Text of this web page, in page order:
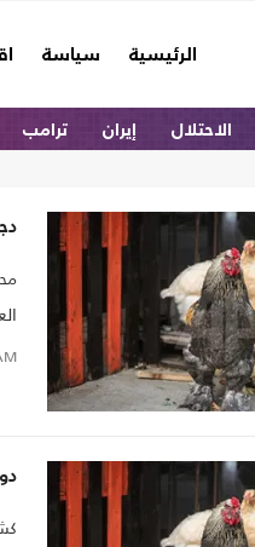
الرئيسية
(current) سياسة
الاحتلال إيران ترامب